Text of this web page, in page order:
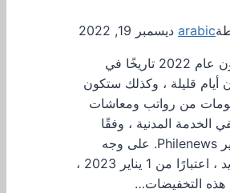
arabic ديسمبر 19, 2022
سيكون عام 2022 تاريخًا في
قليلة ، وكذلك ستكون
من رواتب ومعاشات
الخدمة المدنية ، وفقًا
لتقارير Philenews. على وجه
التحديد ، اعتبارًا من 1 يناير 2023 ،
هذه التخفيضات…